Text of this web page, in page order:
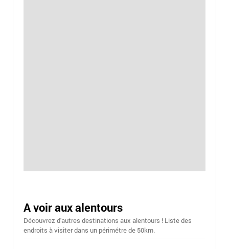
A voir aux alentours
Découvrez d'autres destinations aux alentours ! Liste des
endroits à visiter dans un périmétre de 50km.